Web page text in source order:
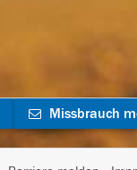
Missbrauch